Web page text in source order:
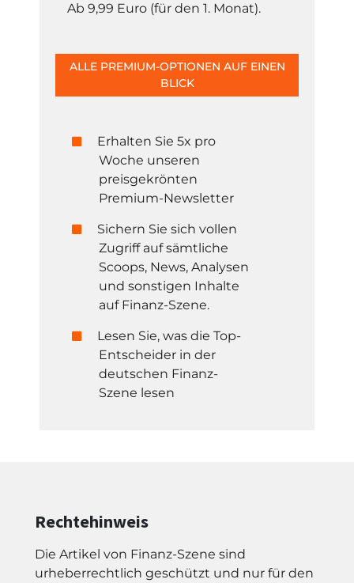
Ab 9,99 Euro (für den 1. Monat).
ALLE PREMIUM-OPTIONEN AUF EINEN
BLICK
Erhalten Sie 5x pro
Woche unseren
preisgekrönten
Premium-Newsletter
Sichern Sie sich vollen
Zugriff auf sämtliche
Scoops, News, Analysen
und sonstigen Inhalte
auf Finanz-Szene.
Lesen Sie, was die Top-
Entscheider in der
deutschen Finanz-
Szene lesen
Rechtehinweis
Die Artikel von Finanz-Szene sind
urheberrechtlich geschützt und nur für den